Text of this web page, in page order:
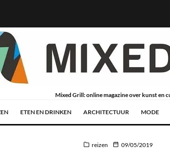
Mixed Grill: online magazine over kunst en
ETEN EN DRINKEN ARCHITECTUUR MODE
reizen 09/05/2019